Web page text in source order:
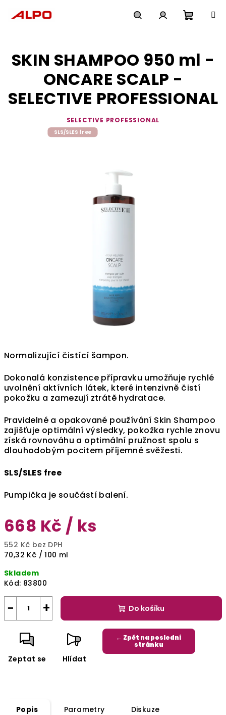
košík
Normalizující čistící šampon.
Dokonalá konzistence přípravku umožňuje rychlé
uvolnění aktívních látek, které intenzivně čistí
pokožku a zamezují ztrátě hydratace.
Pravidelné a opakované používání Skin Shampoo
zajišťuje optimální výsledky, pokožka rychle znovu
získá rovnováhu a optimální pružnost spolu s
dlouhodobým pocitem příjemné svěžesti.
SLS/SLES free
Pumpička je součástí balení.
668 Kč / ks
552 Kč bez DPH
Měrná
70,32 Kč / 100 ml
Skladem
Kód: 83800
+
− Do košíku
Zeptat se Hlídat
← Zpět na poslední
stránku
SKIN SHAMPOO 950 ml -
ONCARE SCALP -
SELECTIVE PROFESSIONAL
SELECTIVE PROFESSIONAL
SLS/SLES free
Popis Parametry Diskuze